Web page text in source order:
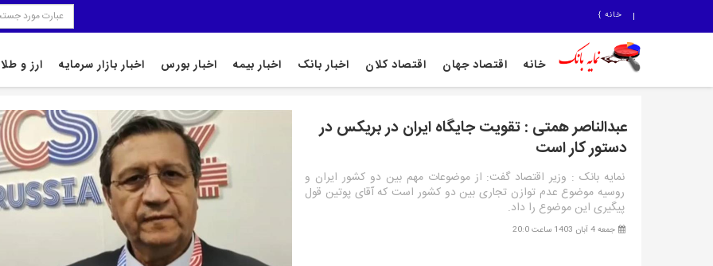
خانه }
خانه اقتصاد جهان اقتصاد کلان اخبار بانک اخبار بیمه اخبار بورس اخبار بازار سرمایه ارز و طلا
عبدالناصر همتی : تقویت جایگاه ایران در بریکس در
دستور کار است
نمایه بانک : وزیر اقتصاد گفت: از موضوعات مهم بین دو کشور ایران و
روسیه موضوع عدم توازن تجاری بین دو کشور است که آقای پوتین قول
پیگیری این موضوع را داد.
جمعه 4 آبان 1403 ساعت 20:0